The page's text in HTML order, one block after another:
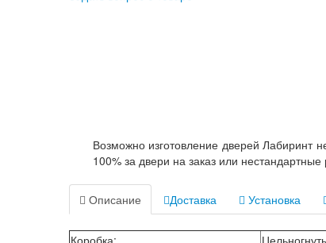
Возможно изготовление дверей Лабиринт
100% за двери на заказ или
Описание Доставка Установка
Коробка: